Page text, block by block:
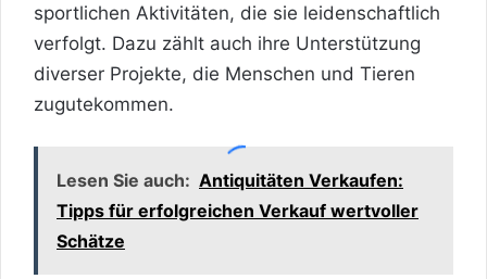
sportlichen Aktivitäten, die sie leidenschaftlich
verfolgt. Dazu zählt auch ihre Unterstützung
diverser Projekte, die Menschen und Tieren
zugutekommen.
Lesen Sie auch: Antiquitäten Verkaufen:
Tipps für erfolgreichen Verkauf wertvoller
Schätze